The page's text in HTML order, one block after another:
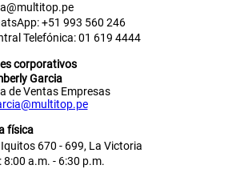
+51 993 560 246
Telefónica: 01 619 4444
corporativos
Garcia
de Ventas Empresas
física
670 - 699, La Victoria
8:00 a.m. - 6:30 p.m.